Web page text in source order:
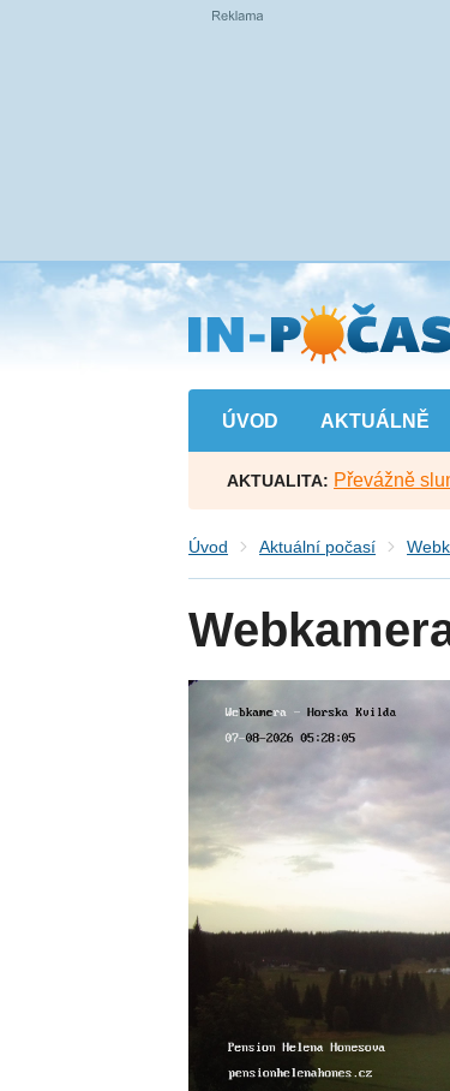
Přejít
na
hlavní
obsah
ÚVOD AKTUÁLNĚ
AKTUALITA: Převážně
Úvod Aktuální počasí